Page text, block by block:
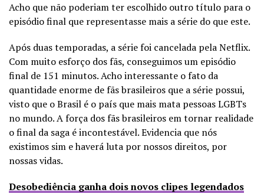
Acho que não poderiam ter escolhido outro título para o
episódio final que representasse mais a série do que este.
Após duas temporadas, a série foi cancelada pela Netflix.
Com muito esforço dos fãs, conseguimos um episódio
final de 151 minutos. Acho interessante o fato da
quantidade enorme de fãs brasileiros que a série possui,
visto que o Brasil é o país que mais mata pessoas LGBTs
no mundo. A força dos fãs brasileiros em tornar realidade
o final da saga é incontestável. Evidencia que nós
existimos sim e haverá luta por nossos direitos, por
nossas vidas.
Desobediência ganha dois novos clipes legendados